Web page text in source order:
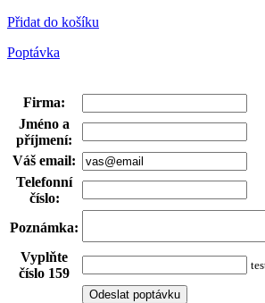
Přidat do košíku
Poptávka
Firma:
Jméno a
příjmení:
Váš email:
Telefonní
číslo:
Poznámka:
Vyplňte
číslo 159